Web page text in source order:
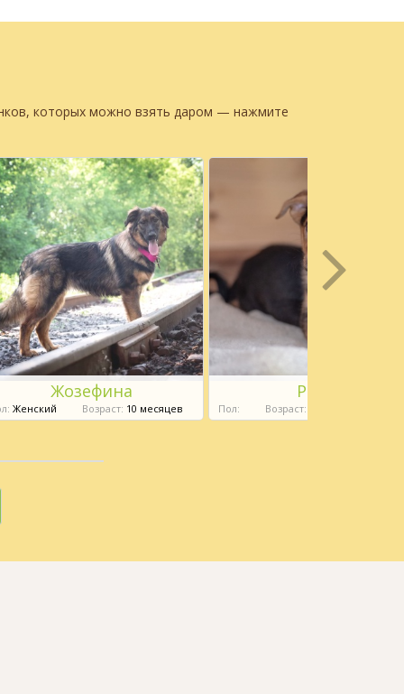
которых можно взять даром — нажмите
Жозефина
Женский Возраст: 10 месяцев
Радар
Пол: Возраст: